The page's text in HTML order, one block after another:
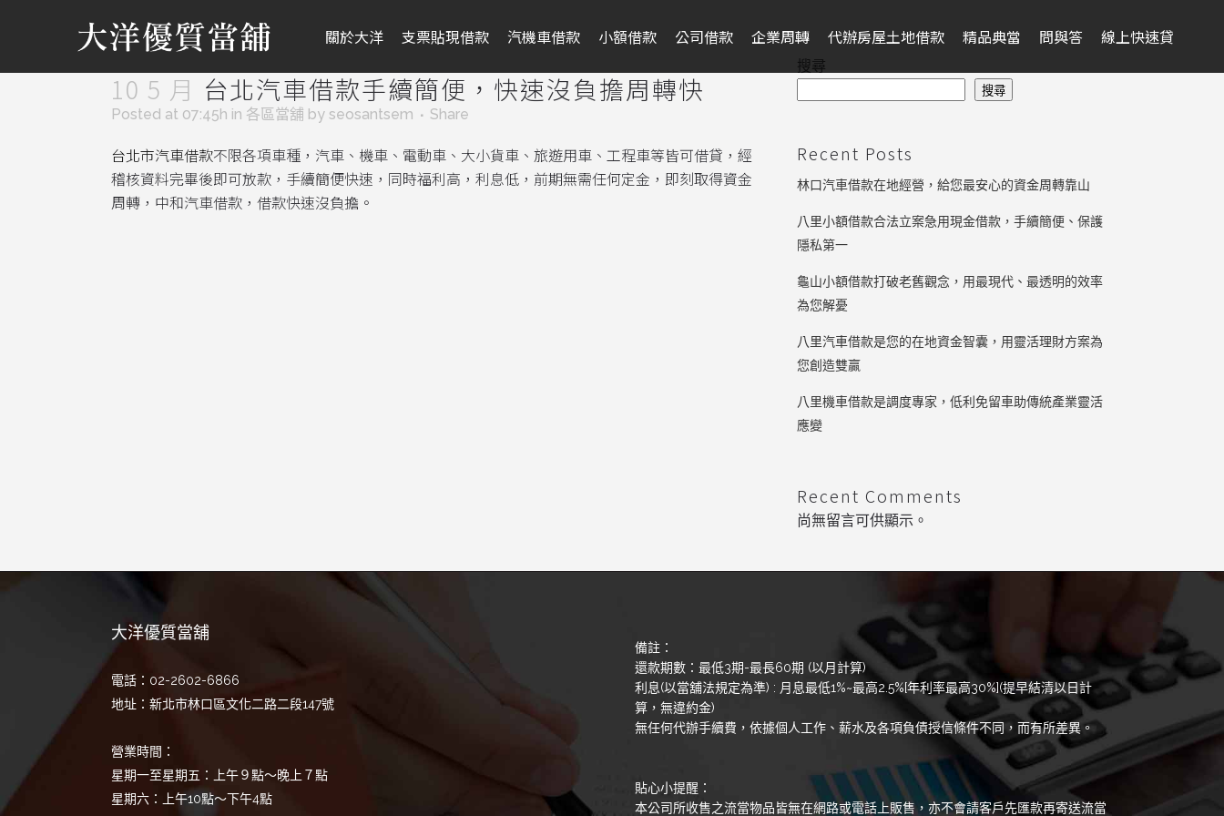
關於大洋 支票貼現借款 汽機車借款 小額借款 公司借款 企業周轉 代辦房屋土地借款 精品典當 問與答 線上快速貸
10 5 月 台北汽車借款手續簡便，快速沒負擔周轉快
Posted at 07:45h in 各區當舖 by seosantsem Share
台北市汽車借款不限各項車種，汽車、機車、電動車、大小貨車、旅遊用車、工程車等皆可借貸，經
稽核資料完畢後即可放款，手續簡便快速，同時福利高，利息低，前期無需任何定金，即刻取得資金
周轉，中和汽車借款，借款快速沒負擔。
搜尋
搜尋
Recent Posts
林口汽車借款在地經營，給您最安心的資金周轉靠山
八里小額借款合法立案急用現金借款，手續簡便、保護
隱私第一
龜山小額借款打破老舊觀念，用最現代、最透明的效率
為您解憂
八里汽車借款是您的在地資金智囊，用靈活理財方案為
您創造雙贏
八里機車借款是調度專家，低利免留車助傳統產業靈活
應變
Recent Comments
尚無留言可供顯示。
大洋優質當舖
電話：02-2602-6866
地址：新北市林口區文化二路二段147號
營業時間：
星期一至星期五：上午９點～晚上７點
星期六：上午10點～下午4點
備註：
還款期數：最低3期-最長60期 (以月計算)
利息(以當舖法規定為準) : 月息最低1%~最高2.5%[年利率最高30%](提早結清以日計
算，無違約金)
無任何代辦手續費，依據個人工作、薪水及各項負債授信條件不同，而有所差異。
貼心小提醒：
本公司所收售之流當物品皆無在網路或電話上販售，亦不會請客戶先匯款再寄送流當